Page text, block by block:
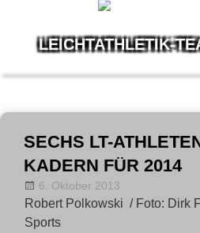
LEICHTATHLETIK-
leben
Zum
InhaltSECHS LT-
KADERN FÜR 2014
6. Oktober 2013
Robert Polkowski / Foto: Dirk
Sports